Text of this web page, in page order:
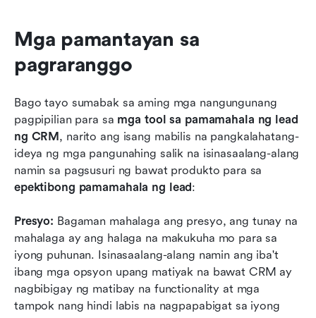
Mga pamantayan sa
pagraranggo
Bago tayo sumabak sa aming mga nangungunang
pagpipilian para sa mga tool sa pamamahala ng lead
ng CRM, narito ang isang mabilis na pangkalahatang-
ideya ng mga pangunahing salik na isinasaalang-alang
epektibong pamamahala ng lead:
Presyo: Bagaman mahalaga ang presyo, ang tunay na
mahalaga ay ang halaga na makukuha mo para sa
iyong puhunan. Isinasaalang-alang namin ang iba't
ibang mga opsyon upang matiyak na bawat CRM ay
nagbibigay ng matibay na functionality at mga
tampok nang hindi labis na nagpapabigat sa iyong